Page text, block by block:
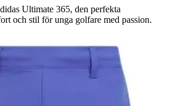
Ultimate 365, den perfekta
och stil för unga golfare med passion.